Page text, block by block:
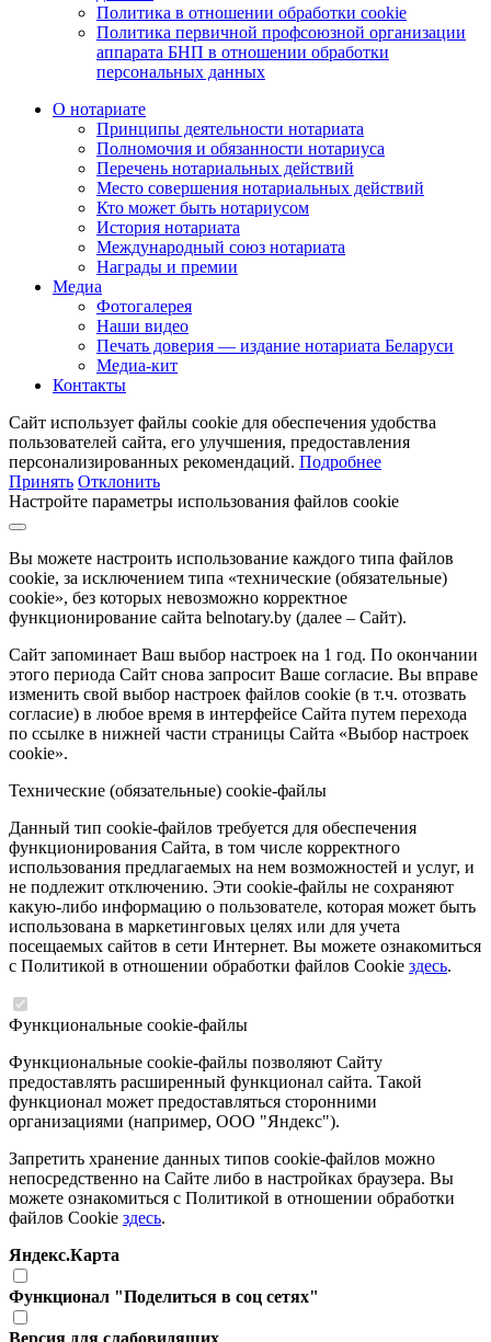
Политика в отношении обработки cookie
Политика первичной профсоюзной организации
аппарата БНП в отношении обработки
персональных данных
О нотариате
Принципы деятельности нотариата
Полномочия и обязанности нотариуса
Перечень нотариальных действий
Место совершения нотариальных действий
Кто может быть нотариусом
История нотариата
Международный союз нотариата
Награды и премии
Медиа
Фотогалерея
Наши видео
Печать доверия — издание нотариата Беларуси
Медиа-кит
Контакты
Сайт использует файлы cookie для обеспечения удобства
пользователей сайта, его улучшения, предоставления
персонализированных рекомендаций. Подробнее
Принять Отклонить
Настройте параметры использования файлов cookie
Вы можете настроить использование каждого типа файлов
cookie, за исключением типа «технические (обязательные)
cookie», без которых невозможно корректное
функционирование сайта belnotary.by (далее – Сайт).
Сайт запоминает Ваш выбор настроек на 1 год. По окончании
этого периода Сайт снова запросит Ваше согласие. Вы вправе
изменить свой выбор настроек файлов cookie (в т.ч. отозвать
согласие) в любое время в интерфейсе Сайта путем перехода
по ссылке в нижней части страницы Сайта «Выбор настроек
cookie».
Технические (обязательные) cookie-файлы
Данный тип cookie-файлов требуется для обеспечения
функционирования Сайта, в том числе корректного
использования предлагаемых на нем возможностей и услуг, и
не подлежит отключению. Эти cookie-файлы не сохраняют
какую-либо информацию о пользователе, которая может быть
использована в маркетинговых целях или для учета
посещаемых сайтов в сети Интернет. Вы можете ознакомиться
с Политикой в отношении обработки файлов Cookie здесь.
Функциональные cookie-файлы
Функциональные cookie-файлы позволяют Сайту
предоставлять расширенный функционал сайта. Такой
функционал может предоставляться сторонними
организациями (например, ООО "Яндекс").
Запретить хранение данных типов cookie-файлов можно
непосредственно на Сайте либо в настройках браузера. Вы
можете ознакомиться с Политикой в отношении обработки
файлов Cookie здесь.
Яндекс.Карта
Функционал "Поделиться в соц сетях"
Версия для слабовидящих